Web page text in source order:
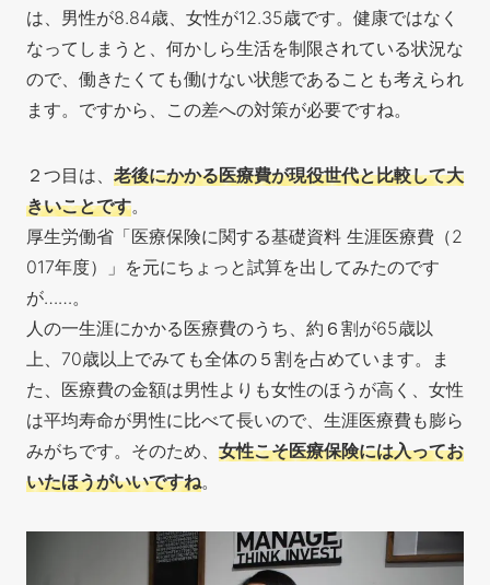
は、男性が8.84歳、女性が12.35歳です。健康ではなく
なってしまうと、何かしら生活を制限されている状況な
ので、働きたくても働けない状態であることも考えられ
ます。ですから、この差への対策が必要ですね。
２つ目は、 老後にかかる医療費が現役世代と比較して大
きいことです。
厚生労働省「医療保険に関する基礎資料 生涯医療費（2
017年度）」を元にちょっと試算を出してみたのです
が……。
人の一生涯にかかる医療費のうち、約６割が65歳以
上、70歳以上でみても全体の５割を占めています。ま
た、医療費の金額は男性よりも女性のほうが高く、女性
は平均寿命が男性に比べて長いので、生涯医療費も膨ら
みがちです。そのため、 女性こそ医療保険には入ってお
いたほうがいいですね。